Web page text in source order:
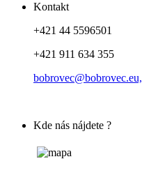
Kontakt
+421 44 5596501
+421 911 634 355
bobrovec@bobrovec.eu,
Kde nás nájdete ?